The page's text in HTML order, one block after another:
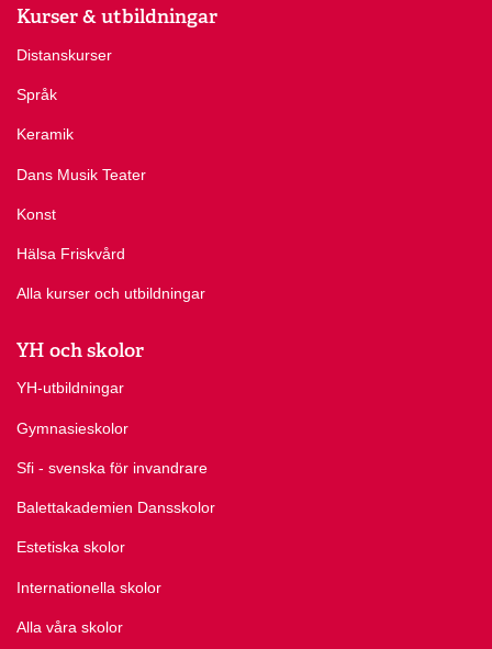
Kurser & utbildningar
Distanskurser
Språk
Keramik
Dans Musik Teater
Konst
Hälsa Friskvård
Alla kurser och utbildningar
YH och skolor
YH-utbildningar
Gymnasieskolor
Sfi - svenska för invandrare
Balettakademien Dansskolor
Estetiska skolor
Internationella skolor
Alla våra skolor